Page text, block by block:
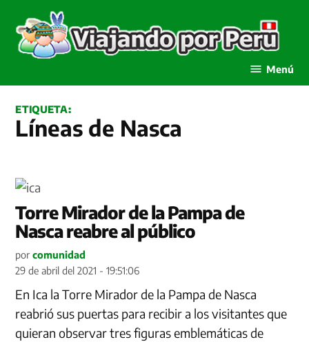
contenido
Menú
ETIQUETA:
Líneas de Nasca
Torre Mirador de la Pampa de
Nasca reabre al público
por comunidad
29 de abril del 2021 - 19:51:06
En Ica la Torre Mirador de la Pampa de Nasca
reabrió sus puertas para recibir a los visitantes que
quieran observar tres figuras emblemáticas de